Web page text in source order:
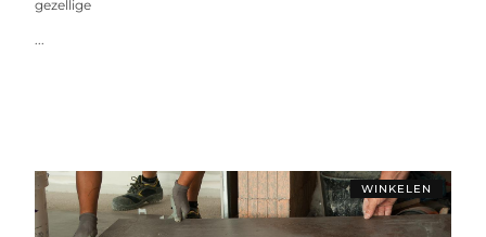
gezellige
...
WINKELEN